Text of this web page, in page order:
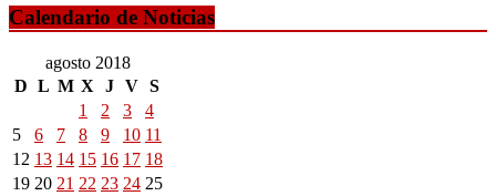
Calendario de Noticias
agosto 2018
D L M X J V S
1
2 3
4
5
6 7 8 9 10 11
12 13 14 15 16 17 18
19 20 21 22 23 24 25